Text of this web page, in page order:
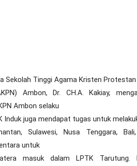
Sekolah Tinggi Agama Kristen Protestan
Ambon, Dr. CH.A. Kakiay,
Ambon selaku
Induk juga mendapat tugas untuk
Sulawesi, Nusa Tenggara,
untuk
masuk dalam LPTK Tarutung.